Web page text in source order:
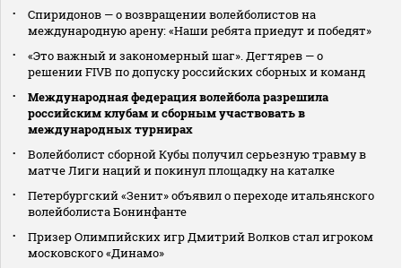
Спиридонов — о возвращении волейболистов на
международную арену: «Наши ребята приедут и победят»
«Это важный и закономерный шаг». Дегтярев — о
решении FIVB по допуску российских сборных и команд
Международная федерация волейбола разрешила
российским клубам и сборным участвовать в
международных турнирах
Волейболист сборной Кубы получил серьезную травму в
матче Лиги наций и покинул площадку на каталке
Петербургский «Зенит» объявил о переходе итальянского
волейболиста Бонинфанте
Призер Олимпийских игр Дмитрий Волков стал игроком
московского «Динамо»